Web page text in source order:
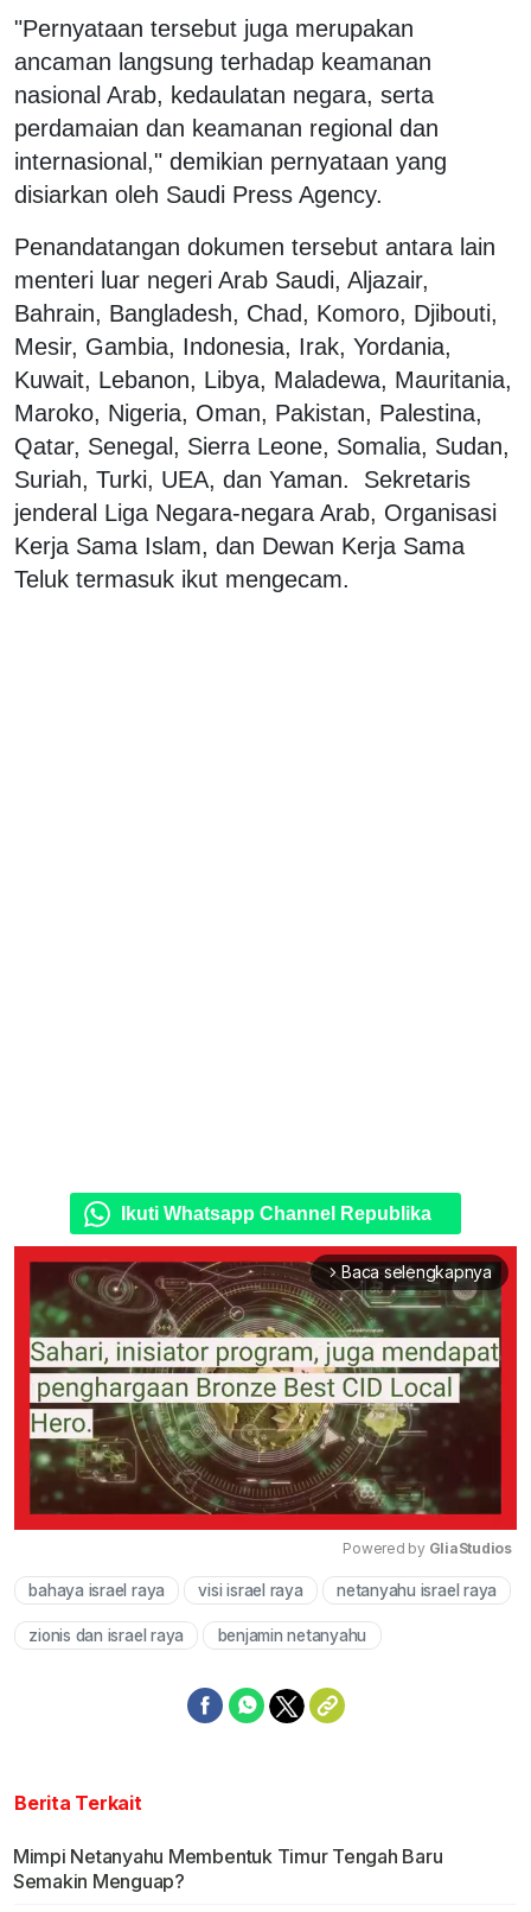
"Pernyataan tersebut juga merupakan
ancaman langsung terhadap keamanan
nasional Arab, kedaulatan negara, serta
perdamaian dan keamanan regional dan
internasional," demikian pernyataan yang
disiarkan oleh Saudi Press Agency.
Penandatangan dokumen tersebut antara lain
menteri luar negeri Arab Saudi, Aljazair,
Bahrain, Bangladesh, Chad, Komoro, Djibouti,
Mesir, Gambia, Indonesia, Irak, Yordania,
Kuwait, Lebanon, Libya, Maladewa, Mauritania,
Maroko, Nigeria, Oman, Pakistan, Palestina,
Qatar, Senegal, Sierra Leone, Somalia, Sudan,
Suriah, Turki, UEA, dan Yaman. Sekretaris
jenderal Liga Negara-negara Arab, Organisasi
Kerja Sama Islam, dan Dewan Kerja Sama
Teluk termasuk ikut mengecam.
Ikuti Whatsapp Channel Republika
arrow_forward_ios Baca selengkapnya
Mute
Powered by GliaStudios
bahaya israel raya visi israel raya netanyahu israel raya
zionis dan israel raya benjamin netanyahu
Berita Terkait
Mimpi Netanyahu Membentuk Timur Tengah Baru
Semakin Menguap?